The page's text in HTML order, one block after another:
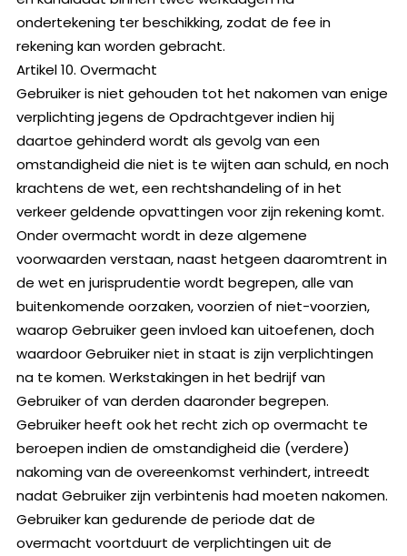
ondertekening ter beschikking, zodat de fee in
rekening kan worden gebracht.
Artikel 10. Overmacht
Gebruiker is niet gehouden tot het nakomen van enige
verplichting jegens de Opdrachtgever indien hij
daartoe gehinderd wordt als gevolg van een
omstandigheid die niet is te wijten aan schuld, en noch
krachtens de wet, een rechtshandeling of in het
verkeer geldende opvattingen voor zijn rekening komt.
Onder overmacht wordt in deze algemene
voorwaarden verstaan, naast hetgeen daaromtrent in
de wet en jurisprudentie wordt begrepen, alle van
buitenkomende oorzaken, voorzien of niet-voorzien,
waarop Gebruiker geen invloed kan uitoefenen, doch
waardoor Gebruiker niet in staat is zijn verplichtingen
na te komen. Werkstakingen in het bedrijf van
Gebruiker of van derden daaronder begrepen.
Gebruiker heeft ook het recht zich op overmacht te
beroepen indien de omstandigheid die (verdere)
nakoming van de overeenkomst verhindert, intreedt
nadat Gebruiker zijn verbintenis had moeten nakomen.
Gebruiker kan gedurende de periode dat de
overmacht voortduurt de verplichtingen uit de